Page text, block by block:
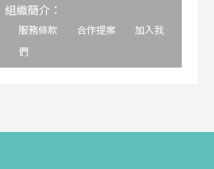
組織簡介：
服務條款 合作提案
加入我
們